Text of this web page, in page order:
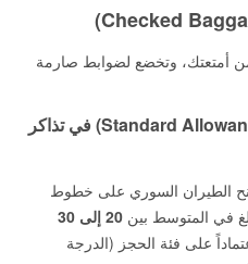
من أمتعتك، وتخضع لضوابط صارمة
1. الوزن والعدد المسموح به (Standard Allowance) في تذاكر
الطيران السوري على خطوط
في المتوسط بين
20 إلى 30
على فئة الحجز (الدرجة